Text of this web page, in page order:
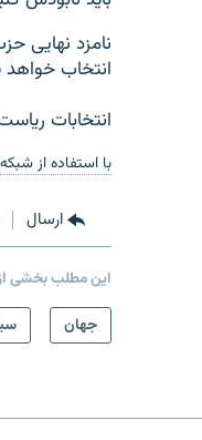
انتخاب
انتخابات ریاست
با استفاده از
ارسال
این مطلب بخشی
جهان